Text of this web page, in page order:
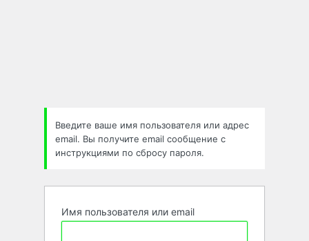
Введите ваше имя пользователя или адрес
email. Вы получите email сообщение с
инструкциями по сбросу пароля.
Имя пользователя или email